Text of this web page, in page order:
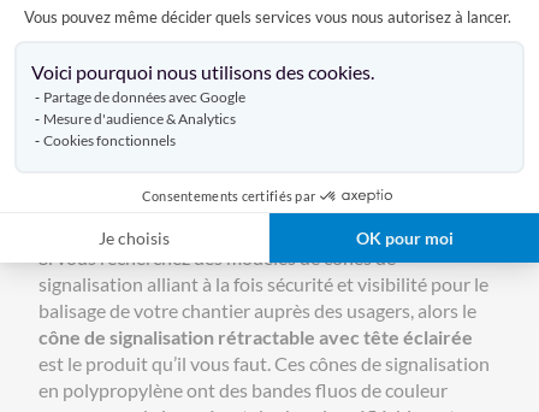
Vous pouvez même décider quels services vous nous autorisez à lancer.
Voici pourquoi nous utilisons des cookies.
Partage de données avec Google
Mesure d'audience & Analytics
Cookies fonctionnels
Consentements certifiés par
Je choisis OK pour moi
de qualité professionnelle et au meilleur prix, grâce à
Dans la même gamme de produits : nosmousses de
protection
Le cône de signalisation rétractable
avec tête éclairée, pour une sécurité
maximale
Si vous recherchez des modèles de cônes de
signalisation alliant à la fois sécurité et visibilité pour le
balisage de votre chantier auprès des usagers, alors le
cône de signalisation rétractable avec tête éclairée
est le produit qu’il vous faut. Ces cônes de signalisation
en polypropylène ont des bandes fluos de couleur